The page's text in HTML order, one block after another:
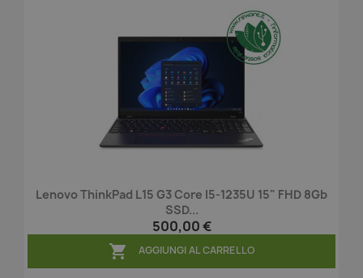
Lenovo ThinkPad L15 G3 Core I5-1235U 15" FHD 8Gb
SSD...
500,00 €
 AGGIUNGI AL CARRELLO